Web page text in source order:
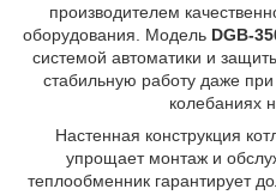
производителем
оборудования. Модель DGB-
системой автоматики и
стабильную работу даже
колебаниях
Настенная конструкция
упрощает монтаж и
теплообменник гарантирует